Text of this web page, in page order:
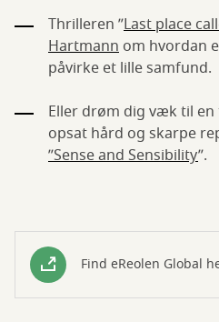
Thrilleren ”Last place
Hartmann om hvordan
påvirke et lille samfund.
Eller drøm dig væk til
opsat hård og skarpe
”Sense and Sensibility”.
Find eReolen Global